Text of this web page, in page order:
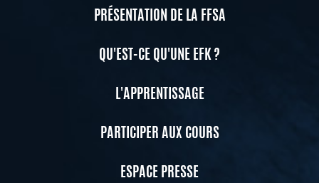
PRÉSENTATION DE LA FFSA
QU'EST-CE QU'UNE EFK ?
L'APPRENTISSAGE
PARTICIPER AUX COURS
ESPACE PRESSE